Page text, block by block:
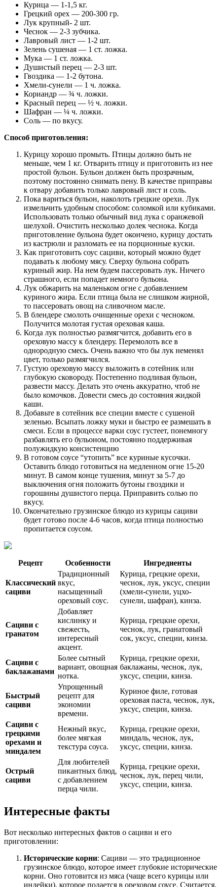
Курица — 1-1,5 кг.
Грецкий орех — 200-300 гр.
Лук крупный- 2 шт.
Чеснок — 2-3 зубчика.
Лавровый лист — 1-2 шт.
Зелень сушеная — 1 ст. ложка.
Мука — 1 ст. ложка.
Душистый перец — 2-3 шт.
Гвоздика — 1-2 бутона.
Хмели-сунели — 1 ч. ложка.
Кориандр — ¾ ч. ложки.
Красный перец — ½ ч. ложки.
Шафран — ¼ ч. ложки.
Соль — по вкусу.
Способ приготовления:
Курицу хорошо промыть. Птицы должно быть не
меньше, чем 1 кг. Отварить птицу и приготовить из нее
простой бульон. Бульон должен быть прозрачным,
поэтому постоянно снимать пену. В качестве приправы
к отвару добавить только лавровый лист и соль.
Пока вариться бульон, наколоть грецкие орехи. Лук
измельчить удобным способом: соломкой или кубиками.
Использовать только обычный вид лука с оранжевой
шелухой. Очистить несколько долек чеснока. Когда
приготовление бульона будет окончено, курицу достать
из кастрюли и разломать ее на порционные куски.
Как приготовить соус сациви, который можно будет
подавать к любому мясу. Сверху бульона собрать
куриный жир. На нем будем пассеровать лук. Ничего
страшного, если попадет немного бульона.
Лук обжарить на маленьком огне с добавлением
куриного жира. Если птица была не слишком жирной,
то пассеровать овощ на сливочном масле.
В блендере смолоть очищенные орехи с чесноком.
Получится молотая густая ореховая каша.
Когда лук полностью размягчится, добавить его в
ореховую массу к блендеру. Перемолоть все в
однородную смесь. Очень важно что бы лук неменял
цвет, только размягчился.
Густую ореховую массу выложить в сотейник или
глубокую сковороду. Постепенно подливая бульон,
развести массу. Делать это очень аккуратно, чтоб не
было комочков. Довести смесь до состояния жидкой
каши.
Добавьте в сотейник все специи вместе с сушеной
зеленью. Всыпать ложку муки и быстро ее размешать в
смеси. Если в процессе варки соус густеет, понемногу
разбавлять его бульоном, постоянно поддерживая
полужидкую консистенцию
В готовом соусе “утопить” все куриные кусочки.
Оставить блюдо готовиться на медленном огне 15-20
минут. В самом конце тушения, минут за 5-7 до
выключения огня положить бутоны гвоздики и
горошины душистого перца. Приправить солью по
вкусу.
Окончательно грузинское блюдо из курицы сациви
будет готово после 4-6 часов, когда птица полностью
пропитается соусом.
Рецепт Особенности Ингредиенты
Классический
сациви
Традиционный
вкус,
насыщенный
ореховый соус.
Курица, грецкие орехи,
чеснок, лук, уксус, специи
(хмели-сунели, уцхо-
сунели, шафран), кинза.
Сациви с
гранатом
Добавляет
кислинку и
свежесть,
интересный
акцент.
Курица, грецкие орехи,
чеснок, лук, гранатовый
сок, уксус, специи, кинза.
Сациви с
баклажанами
Более сытный
вариант, овощная
нотка.
Курица, грецкие орехи,
баклажаны, чеснок, лук,
уксус, специи, кинза.
Быстрый
сациви
Упрощенный
рецепт для
экономии
времени.
Куриное филе, готовая
ореховая паста, чеснок, лук,
уксус, специи, кинза.
Сациви с
грецкими
орехами и
миндалем
Нежный вкус,
более мягкая
текстура соуса.
Курица, грецкие орехи,
миндаль, чеснок, лук,
уксус, специи, кинза.
Острый
сациви
Для любителей
пикантных блюд,
с добавлением
перца чили.
Курица, грецкие орехи,
чеснок, лук, перец чили,
уксус, специи, кинза.
Интересные факты
Вот несколько интересных фактов о сациви и его
приготовлении:
Исторические корни: Сациви — это традиционное
грузинское блюдо, которое имеет глубокие исторические
корни. Оно готовится из мяса (чаще всего курицы или
индейки), которое подается в ореховом соусе. Считается,